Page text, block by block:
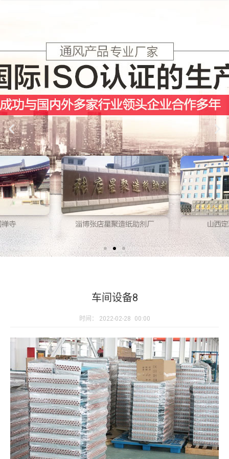
车间设备8
时间： 2022-02-28 00:00